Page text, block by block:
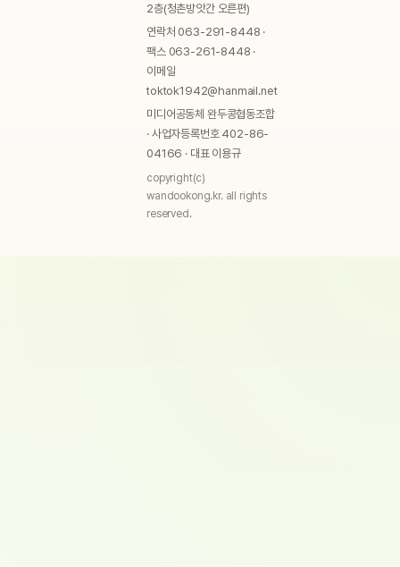
2층(청촌방앗간 오른편)
연락처 063-291-8448 ·
팩스 063-261-8448 ·
이메일
toktok1942@hanmail.net
미디어공동체 완두콩협동조합
· 사업자등록번호 402-86-
04166 · 대표 이용규
copyright(c)
wandookong.kr. all rights
reserved.